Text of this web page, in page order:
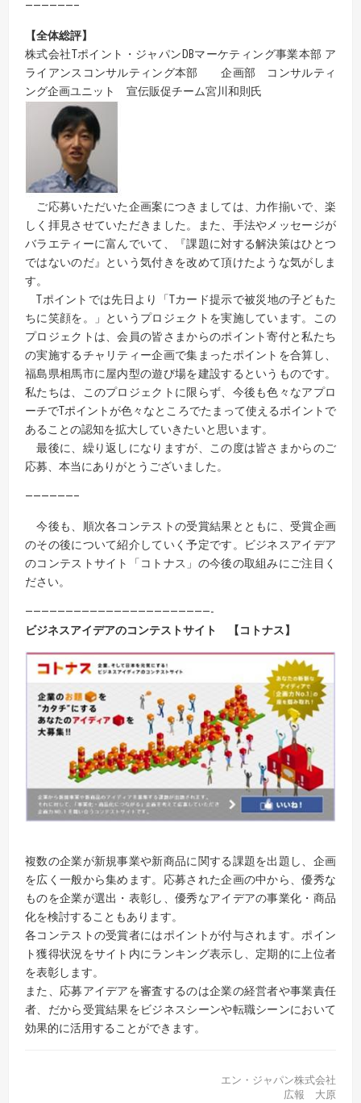
——————–
【全体総評】
株式会社Tポイント・ジャパンDBマーケティング事業本部 ア
ライアンスコンサルティング本部 企画部 コンサルティ
ング企画ユニット 宣伝販促チーム宮川和則氏
ご応募いただいた企画案につきましては、力作揃いで、楽
しく拝見させていただきました。また、手法やメッセージが
バラエティーに富んでいて、『課題に対する解決策はひとつ
ではないのだ』という気付きを改めて頂けたような気がしま
す。
Tポイントでは先日より「Tカード提示で被災地の子どもた
ちに笑顔を。」というプロジェクトを実施しています。この
プロジェクトは、会員の皆さまからのポイント寄付と私たち
の実施するチャリティー企画で集まったポイントを合算し、
福島県相馬市に屋内型の遊び場を建設するというものです。
私たちは、このプロジェクトに限らず、今後も色々なアプロ
ーチでTポイントが色々なところでたまって使えるポイントで
あることの認知を拡大していきたいと思います。
最後に、繰り返しになりますが、この度は皆さまからのご
応募、本当にありがとうございました。
——————–
今後も、順次各コンテストの受賞結果とともに、受賞企画
のその後について紹介していく予定です。ビジネスアイデア
のコンテストサイト「コトナス」の今後の取組みにご注目く
ださい。
———————————————————————-
ビジネスアイデアのコンテストサイト 【コトナス】
複数の企業が新規事業や新商品に関する課題を出題し、企画
を広く一般から集めます。応募された企画の中から、優秀な
ものを企業が選出・表彰し、優秀なアイデアの事業化・商品
化を検討することもあります。
各コンテストの受賞者にはポイントが付与されます。ポイン
ト獲得状況をサイト内にランキング表示し、定期的に上位者
を表彰します。
また、応募アイデアを審査するのは企業の経営者や事業責任
者、だから受賞結果をビジネスシーンや転職シーンにおいて
効果的に活用することができます。
エン・ジャパン株式会社
広報 大原